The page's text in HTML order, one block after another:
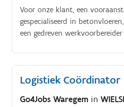
Voor onze klant, een
gespecialiseerd in
een gedreven
vlekkeloos wordt voorbereid
Logistiek Coördinator
Go4Jobs Waregem in